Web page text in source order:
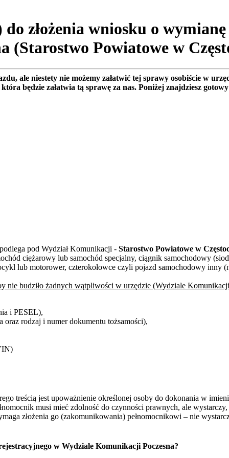
złożenia wniosku o
(Starostwo Powiatowe w
ale niestety nie możemy załatwić tej sprawy osobiście w
będzie załatwia tą sprawę za nas. Poniżej znajdziesz
pod Wydział Komunikacji - Starostwo Powiatowe w
ciężarowy lub samochód specjalny, ciągnik samochodowy
lub motorower, czterokołowce czyli pojazd samochodowy inny
nie budziło żadnych wątpliwości w urzędzie (Wydziale
i PESEL),
rodzaj i numer dokumentu tożsamości),
treścią jest upoważnienie określonej osoby do dokonania w
musi mieć zdolność do czynności prawnych, ale
złożenia go (zakomunikowania) pełnomocnikowi – nie
w Wydziale Komunikacji Poczesna?